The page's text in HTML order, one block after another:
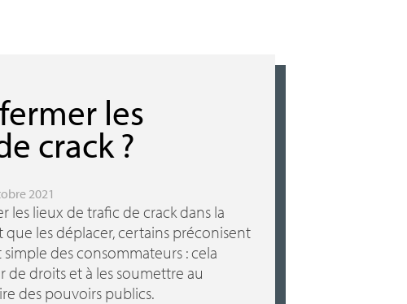
les
crack?
2021
les lieux de trafic de crack dans la
que les déplacer, certains préconisent
des consommateurs : cela
de droits et à les soumettre au
des pouvoirs publics.